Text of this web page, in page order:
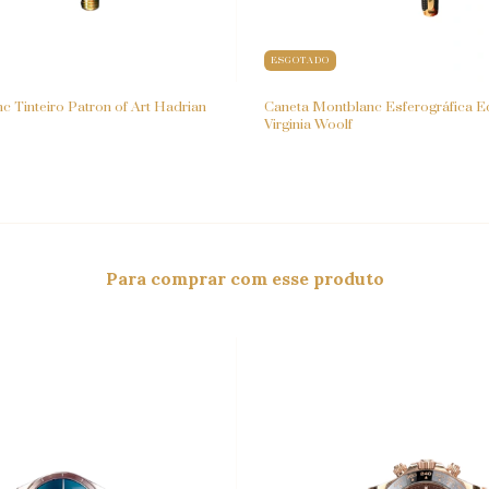
Tinteiro Patron of Art Hadrian
ESGOTADO
Caneta Montblanc Esferográfica
Virginia Woolf
Para comprar com esse produto